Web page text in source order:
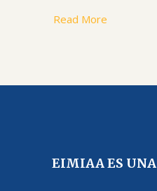
Read More
EIMIAA ES UNA